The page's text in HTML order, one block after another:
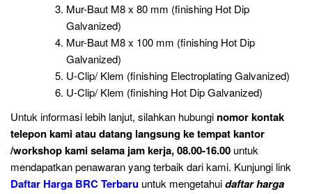
Mur-Baut M8 x 80 mm (finishing Hot Dip
Galvanized)
Mur-Baut M8 x 100 mm (finishing Hot Dip
Galvanized)
U-Clip/ Klem (finishing Electroplating Galvanized)
U-Clip/ Klem (finishing Hot Dip Galvanized)
Untuk informasi lebih lanjut, silahkan hubungi nomor kontak
teleponkami atau datang langsung ke tempat kantor
/workshop kami selama jam kerja, 08.00-16.00 untuk
mendapatkan penawaran yang terbaik dari kami. Kunjungi link
Daftar Harga BRC Terbaru untuk mengetahuidaftar harga